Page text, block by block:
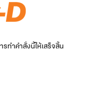
ทำคำสั่งนี้ให้เสร็จสิ้น